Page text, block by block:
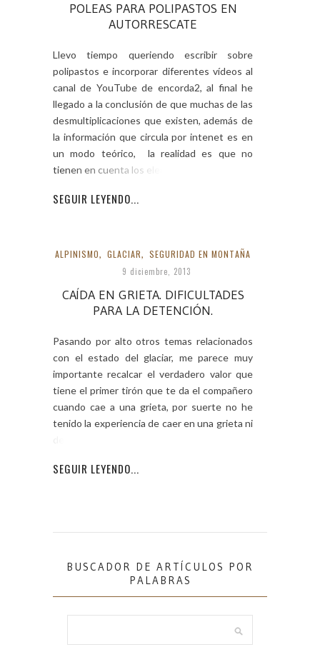
POLEAS PARA POLIPASTOS EN
AUTORRESCATE
Llevo tiempo queriendo escribir sobre
polipastos e incorporar diferentes vídeos al
canal de YouTube de encorda2, al final he
llegado a la conclusión de que muchas de las
desmultiplicaciones que existen, además de
la información que circula por intenet es en
un modo teórico, la realidad es que no
tienen en cuenta los elementos
SEGUIR LEYENDO...
ALPINISMO, GLACIAR, SEGURIDAD EN MONTAÑA
9 diciembre, 2013
CAÍDA EN GRIETA. DIFICULTADES
PARA LA DETENCIÓN.
Pasando por alto otros temas relacionados
con el estado del glaciar, me parece muy
importante recalcar el verdadero valor que
tiene el primer tirón que te da el compañero
cuando cae a una grieta, por suerte no he
tenido la experiencia de caer en una grieta ni
SEGUIR LEYENDO...
BUSCADOR DE ARTÍCULOS POR
PALABRAS